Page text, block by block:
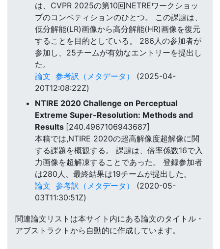
は、CVPR 2025の第10回NETREワークショッ
プのコンペティションのひとつ。 この課題は、
低分解能(LR)画像から高分解能(HR)画像を復元
することを目的としている。 286人の参加者が
参加し、25チームが有効なエントリーを提出し
た。
論文 参考訳（メタデータ）
(2025-04-
20T12:08:22Z)
NTIRE 2020 Challenge on Perceptual
Extreme Super-Resolution: Methods and
Results [240.4967106943687]
本稿では,NTIRE 2020の超高解像度超解像に関
する課題を概観する。 課題は、倍率係数16で入
力画像を超解凍することであった。 登録参加者
は280人、最終結果は19チームが提出した。
論文 参考訳（メタデータ）
(2020-05-
03T11:30:51Z)
関連論文リストは本サイト内にある論文のタイトル・
アブストラクトから自動的に作成しています。